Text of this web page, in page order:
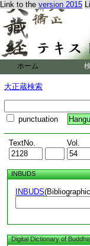
Link to the version 2015
ホーム
大正蔵検索
punctuation Hangul
TextNo. Vol.
INBUDS
INBUDS
Digital Dictionary of